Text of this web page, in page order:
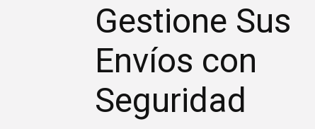
Gestione Sus
Envíos con
Seguridad